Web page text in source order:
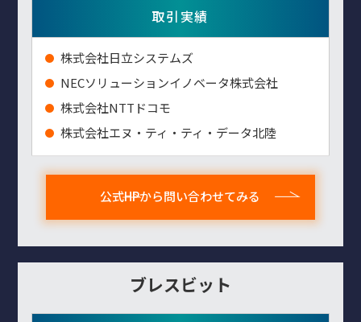
取引実績
株式会社日立システムズ
NECソリューションイノベータ株式会社
株式会社NTTドコモ
株式会社エヌ・ティ・ティ・データ北陸
公式HPから問い合わせてみる
ブレスビット